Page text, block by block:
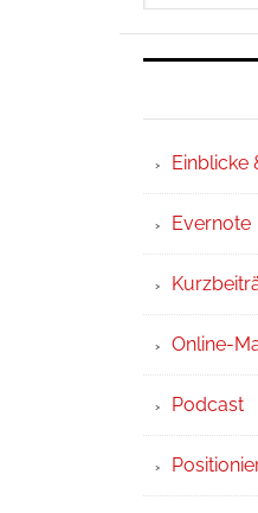
Einblicke
Evernote
Online-
Podcast